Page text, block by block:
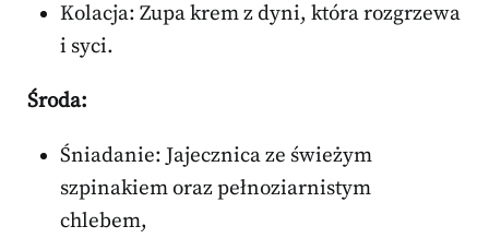
Kolacja: Zupa krem z dyni, która rozgrzewa
i syci.
Środa:
Śniadanie: Jajecznica ze świeżym
szpinakiem oraz pełnoziarnistym
chlebem,